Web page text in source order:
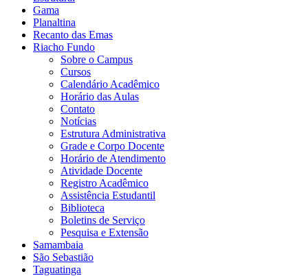
Gama
Planaltina
Recanto das Emas
Riacho Fundo
Sobre o Campus
Cursos
Calendário Acadêmico
Horário das Aulas
Contato
Notícias
Estrutura Administrativa
Grade e Corpo Docente
Horário de Atendimento
Atividade Docente
Registro Acadêmico
Assistência Estudantil
Biblioteca
Boletins de Serviço
Pesquisa e Extensão
Samambaia
São Sebastião
Taguatinga